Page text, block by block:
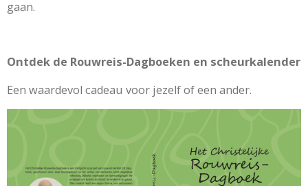
gaan.
Ontdek de Rouwreis-Dagboeken en scheurkalender
Een waardevol cadeau voor jezelf of een ander.